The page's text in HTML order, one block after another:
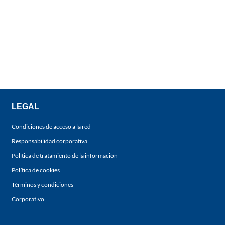
LEGAL
Condiciones de acceso a la red
Responsabilidad corporativa
Política de tratamiento de la información
Política de cookies
Términos y condiciones
Corporativo